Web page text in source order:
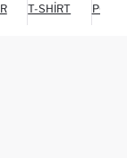
T-SHIRT POLO